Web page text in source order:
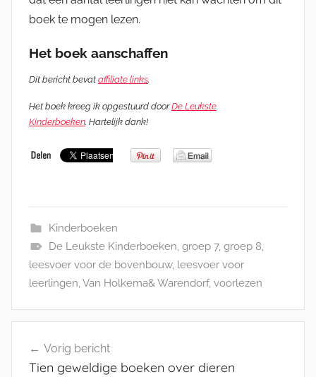
boek te mogen lezen.
Het boek aanschaffen
Dit bericht bevat affiliate links.
Het boek kreeg ik opgestuurd doorDe Leukste
Kinderboeken. Hartelijk dank!
Kinderboeken
De Leukste Kinderboeken, groep 7, groep 8,
leesvoer voor de bovenbouw, leesvoer voor
leerlingen,Van Holkema& Warendorf, voorlezen
navigatie
Vorig bericht
Tien geweldige boeken over dieren